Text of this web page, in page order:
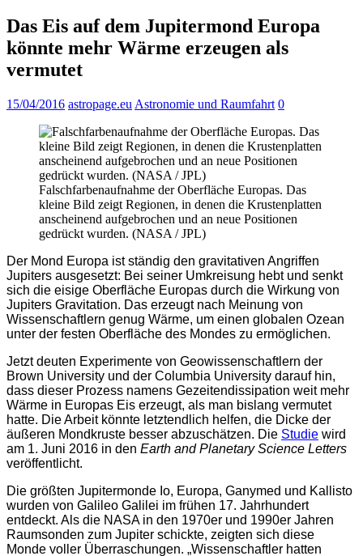
Das Eis auf dem Jupitermond Europa
könnte mehr Wärme erzeugen als
vermutet
15/04/2016 astropage.eu Astronomie und Raumfahrt 0
Falschfarbenaufnahme der Oberfläche Europas. Das
kleine Bild zeigt Regionen, in denen die Krustenplatten
anscheinend aufgebrochen und an neue Positionen
gedrückt wurden. (NASA / JPL)
Der Mond Europa ist ständig den gravitativen Angriffen
Jupiters ausgesetzt: Bei seiner Umkreisung hebt und senkt
sich die eisige Oberfläche Europas durch die Wirkung von
Jupiters Gravitation. Das erzeugt nach Meinung von
Wissenschaftlern genug Wärme, um einen globalen Ozean
unter der festen Oberfläche des Mondes zu ermöglichen.
Jetzt deuten Experimente von Geowissenschaftlern der
Brown University und der Columbia University darauf hin,
dass dieser Prozess namens Gezeitendissipation weit mehr
Wärme in Europas Eis erzeugt, als man bislang vermutet
hatte. Die Arbeit könnte letztendlich helfen, die Dicke der
äußeren Mondkruste besser abzuschätzen. Die Studie wird
am 1. Juni 2016 in den Earth and Planetary Science Letters
veröffentlicht.
Die größten Jupitermonde Io, Europa, Ganymed und Kallisto
wurden von Galileo Galilei im frühen 17. Jahrhundert
entdeckt. Als die NASA in den 1970er und 1990er Jahren
Raumsonden zum Jupiter schickte, zeigten sich diese
Monde voller Überraschungen. „Wissenschaftler hatten